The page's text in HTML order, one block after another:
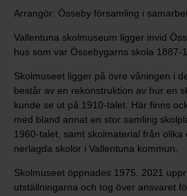
Arrangör: Össeby församling i
Vallentuna skolmuseum ligger invid
hus som var Össebygarns skola 1887-
Skolmuseet ligger på övre våningen i
består av en rekonstruktion av hur en
kunde se ut på 1910-talet. Här finns
med bland annat en stor samling
1960-talet, samt skolmaterial från olika
nerlagda skolor i Vallentuna kommun.
Skolmuseet öppnades 1975. 2021
utställningarna och tog över ansvaret